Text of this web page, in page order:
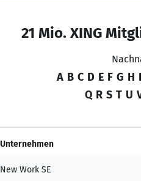
21 Mio. XING
A B C D E F G H I
Q R S T U
Unternehmen
New Work SE